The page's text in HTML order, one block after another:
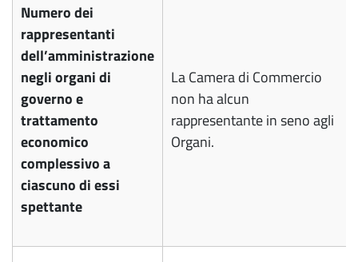
Numero dei
rappresentanti
dell’amministrazione
negli organi di
governo e
trattamento
economico
complessivo a
ciascuno di essi
spettante
La Camera di Commercio
non ha alcun
rappresentante in seno agli
Organi.